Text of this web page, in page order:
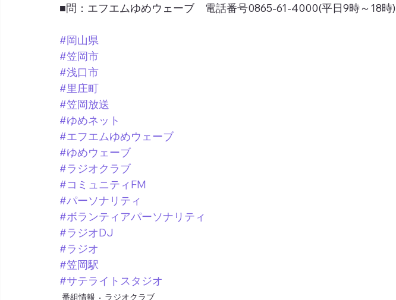
■問：エフエムゆめウェーブ　電話番号0865-61-4000(平日9時～18時)
#岡山県
#笠岡市
#浅口市
#里庄町
#笠岡放送
#ゆめネット
#エフエムゆめウェーブ
#ゆめウェーブ
#ラジオクラブ
#コミュニティFM
#パーソナリティ
#ボランティアパーソナリティ
#ラジオDJ
#ラジオ
#笠岡駅
#サテライトスタジオ
番組情報 ラジオクラブ